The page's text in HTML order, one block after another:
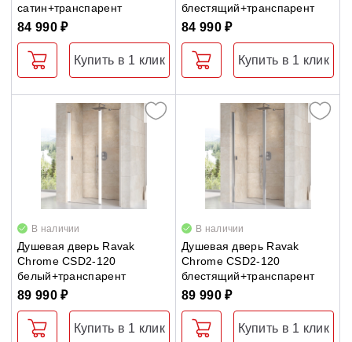
сатин+транспарент
84 990 ₽
Купить в 1 клик
блестящий+транспарент
84 990 ₽
Купить в 1 клик
В наличии
Душевая дверь Ravak
Chrome CSD2-120
белый+транспарент
89 990 ₽
Купить в 1 клик
В наличии
Душевая дверь Ravak
Chrome CSD2-120
блестящий+транспарент
89 990 ₽
Купить в 1 клик